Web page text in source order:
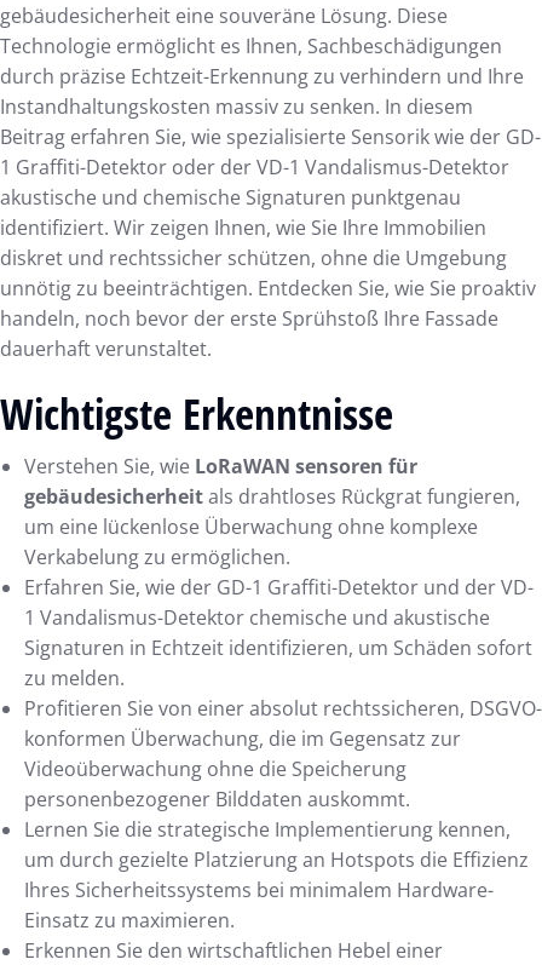
gebäudesicherheit eine souveräne Lösung. Diese
Technologie ermöglicht es Ihnen, Sachbeschädigungen
durch präzise Echtzeit-Erkennung zu verhindern und Ihre
Instandhaltungskosten massiv zu senken. In diesem
Beitrag erfahren Sie, wie spezialisierte Sensorik wie der GD-
1 Graffiti-Detektor oder der VD-1 Vandalismus-Detektor
akustische und chemische Signaturen punktgenau
identifiziert. Wir zeigen Ihnen, wie Sie Ihre Immobilien
diskret und rechtssicher schützen, ohne die Umgebung
unnötig zu beeinträchtigen. Entdecken Sie, wie Sie proaktiv
handeln, noch bevor der erste Sprühstoß Ihre Fassade
dauerhaft verunstaltet.
Wichtigste Erkenntnisse
Verstehen Sie, wie LoRaWAN sensoren für
gebäudesicherheitals drahtloses Rückgrat fungieren,
um eine lückenlose Überwachung ohne komplexe
Verkabelung zu ermöglichen.
Erfahren Sie, wie der GD-1 Graffiti-Detektor und der VD-
1 Vandalismus-Detektor chemische und akustische
Signaturen in Echtzeit identifizieren, um Schäden sofort
zu melden.
Profitieren Sie von einer absolut rechtssicheren, DSGVO-
konformen Überwachung, die im Gegensatz zur
Videoüberwachung ohne die Speicherung
personenbezogener Bilddaten auskommt.
Lernen Sie die strategische Implementierung kennen,
um durch gezielte Platzierung an Hotspots die Effizienz
Ihres Sicherheitssystems bei minimalem Hardware-
Einsatz zu maximieren.
Erkennen Sie den wirtschaftlichen Hebel einer